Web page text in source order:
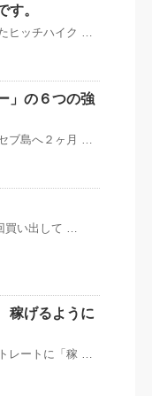
。
ヒッチハイク …
」の６つの強
ブ島へ２ヶ月 …
買い出して …
稼げるように
レートに「稼 …